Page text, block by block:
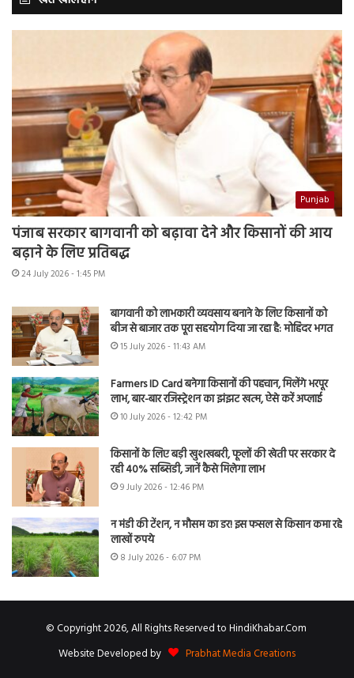
Punjab
पंजाब सरकार बागवानी को बढ़ावा देने और किसानों की आय
बढ़ाने के लिए प्रतिबद्ध
24 July 2026 - 1:45 PM
बागवानी को लाभकारी व्यवसाय बनाने के लिए किसानों को
बीज से बाजार तक पूरा सहयोग दिया जा रहा है: मोहिंदर भगत
15 July 2026 - 11:43 AM
Farmers ID Card बनेगा किसानों की पहचान, मिलेंगे भरपूर
लाभ, बार-बार रजिस्ट्रेशन का झंझट खत्म, ऐसे करें अप्लाई
10 July 2026 - 12:42 PM
किसानों के लिए बड़ी खुशखबरी, फूलों की खेती पर सरकार दे
रही 40% सब्सिडी, जानें कैसे मिलेगा लाभ
9 July 2026 - 12:46 PM
न मंडी की टेंशन, न मौसम का डर! इस फसल से किसान कमा रहे
लाखों रुपये
8 July 2026 - 6:07 PM
© Copyright 2026, All Rights Reserved to HindiKhabar.Com
Website Developed by
Prabhat Media Creations